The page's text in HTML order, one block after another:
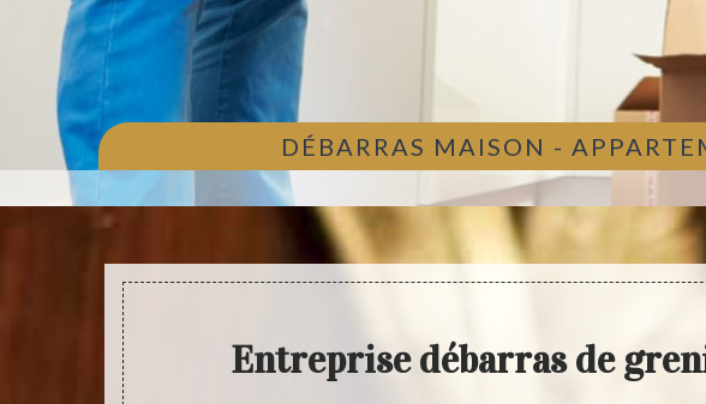
DÉBARRAS MAISON -
Entreprise débarras de